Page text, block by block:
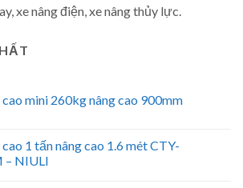
xe nâng điện, xe nâng thủy lực.
cao mini 260kg nâng cao 900mm
1 tấn nâng cao 1.6 mét CTY-
– NIULI